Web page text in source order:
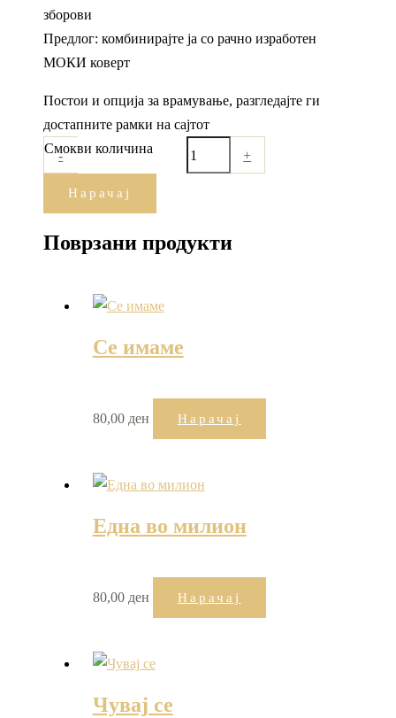
зборови
Предлог: комбинирајте ја со рачно изработен
МОКИ коверт
Постои и опција за врамување, разгледајте ги
достапните рамки на сајтот
-
Смокви количина +
Нарачај
Поврзани продукти
Се имаме
80,00 ден Нарачај
Една во милион
80,00 ден Нарачај
Чувај се